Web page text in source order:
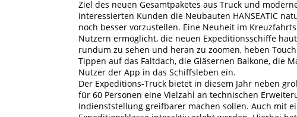
Ziel des neuen Gesamtpaketes aus Truck und
interessierten Kunden die Neubauten HANSEATIC
noch besser vorzustellen. Eine Neuheit im
Nutzern ermöglicht, die neuen Expeditionsschiffe
rundum zu sehen und heran zu zoomen, heben
Tippen auf das Faltdach, die Gläsernen Balkone, die
Nutzer der App in das Schiffsleben ein.
Der Expeditions-Truck bietet in diesem Jahr neben
für 60 Personen eine Vielzahl an technischen
Indienststellung greifbarer machen sollen. Auch mit